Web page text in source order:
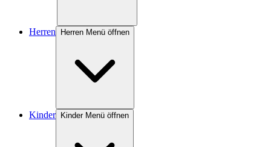
Herren Herren Menü öffnen
Kinder Kinder Menü öffnen